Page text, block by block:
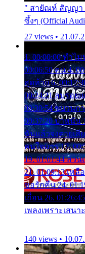
" สายัณห์ สัญญา "
ซึ้งๆ (Official
27 views •
1. 00:00:00 ทำไ
00:06:50 คน 4.
สุดท้าย 6.
00:24:21 ลบรอย
00:30:54 ขบวนก
00:37:20 ปาหนัน
ฉันแล้วจงตายเสีย
คนใจมาร 17.
19. 01:01:44 ส่ว
21. 01:09:13 เหลื
ขอรักคืน 24.
เถื่อน 26.
เพลงเพราะเสนา
140 views •